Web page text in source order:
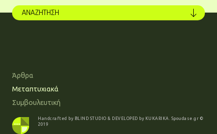
Share on
Facebook
ΑΝΑΖΗΤΗΣΗ
Άρθρα
Μεταπτυχιακά
Συμβουλευτική
Handcrafted by BLIND STUDIO & DEVELOPED by KUKARIKA. Spoudase.gr ©
2019